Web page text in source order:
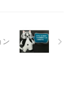
ン